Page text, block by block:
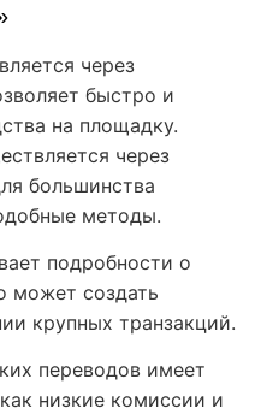
через
быстро и
на площадку.
через
большинства
методы.
подробности о
может создать
крупных транзакций.
переводов имеет
низкие комиссии и